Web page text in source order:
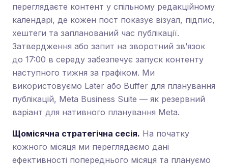
переглядаєте контент у спільному редакційному
календарі, де кожен пост показує візуал, підпис,
хештеги та запланований час публікації.
Затвердження або запит на зворотний зв’язок
до 17:00 в середу забезпечує запуск контенту
наступного тижня за графіком. Ми
використовуємо Later або Buffer для планування
публікацій, Meta Business Suite — як резервний
варіант для нативного планування Meta.
Щомісячна стратегічна сесія. На початку
кожного місяця ми переглядаємо дані
ефективності попереднього місяця та плануємо